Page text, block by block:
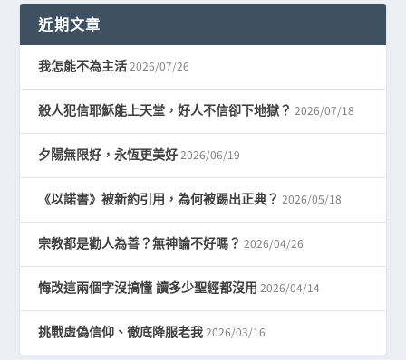
近期文章
我怎能不為主活 2026/07/26
殺人犯信耶穌能上天堂，好人不信卻下地獄？ 2026/07/18
夕陽無限好，永恆更美好 2026/06/19
《以諾書》被新約引用，為何被踢出正典？ 2026/05/18
宗教都是勸人為善？無神論不好嗎？ 2026/04/26
悔改這兩個字沒搞懂 讀多少聖經都沒用 2026/04/14
挑戰虛偽信仰、徹底降服老我 2026/03/16